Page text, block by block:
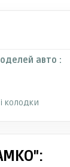
авто :
колодки